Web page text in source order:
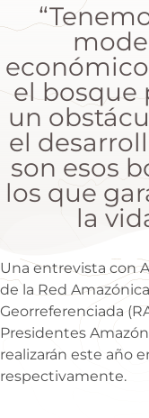
el bosque
un
el
son esos
los que
la
Una entrevista con
de la Red
Georreferenciada
Presidentes
realizarán este año
respectivamente.